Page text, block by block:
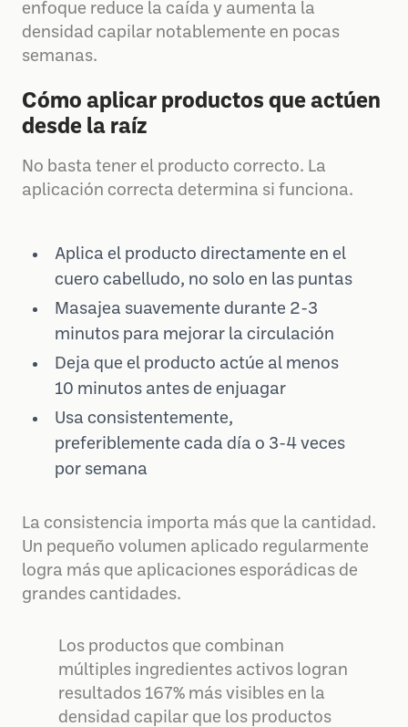
enfoque reduce la caída y aumenta la
densidad capilar notablemente en pocas
semanas.
Cómo aplicar productos que actúen
desde la raíz
No basta tener el producto correcto. La
aplicación correcta determina si funciona.
Aplica el producto directamente en el
cuero cabelludo, no solo en las puntas
Masajea suavemente durante 2-3
minutos para mejorar la circulación
Deja que el producto actúe al menos
10 minutos antes de enjuagar
Usa consistentemente,
preferiblemente cada día o 3-4 veces
por semana
La consistencia importa más que la cantidad.
Un pequeño volumen aplicado regularmente
logra más que aplicaciones esporádicas de
grandes cantidades.
Los productos que combinan
múltiples ingredientes activos logran
resultados 167% más visibles en la
densidad capilar que los productos